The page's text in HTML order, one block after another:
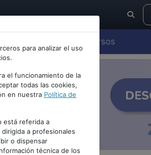
Cursos
para analizar el uso
el funcionamiento de la
todas las cookies,
en nuestra Política de
está referida a
a profesionales
o dispensar
técnica de los